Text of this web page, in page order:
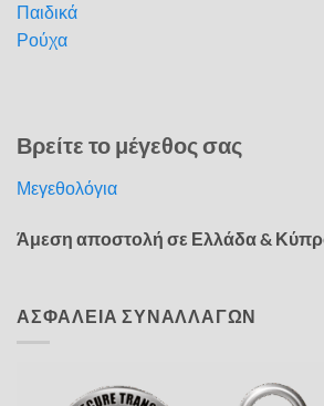
Παιδικά
Ρούχα
Βρείτε το μέγεθος σας
Μεγεθολόγια
Άμεση αποστολή σε Ελλάδα &
ΑΣΦΑΛΕΙΑ ΣΥΝΑΛΛΑΓΩΝ